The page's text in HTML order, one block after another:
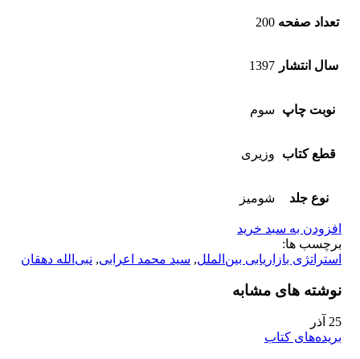
تعداد صفحه 200
سال انتشار 1397
نوبت چاپ سوم
قطع کتاب وزیری
نوع جلد شومیز
افزودن به سبد خرید
برچسب ها:
استراتژی بازاریابی بین‌الملل, سید محمد اعرابی, نبی‌الله دهقان
نوشته های مشابه
25 آذر
بریده‌های کتاب